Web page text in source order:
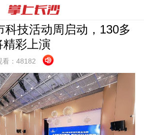
科技活动周启动，130多
彩上演
看： 48182